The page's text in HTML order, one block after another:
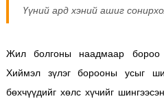
Үүний ард хэний ашиг
Жил болгоны наадмаар бороо
Хиймэл зүлэг борооны усыг
бөхчүүдийг хөлс хүчийг